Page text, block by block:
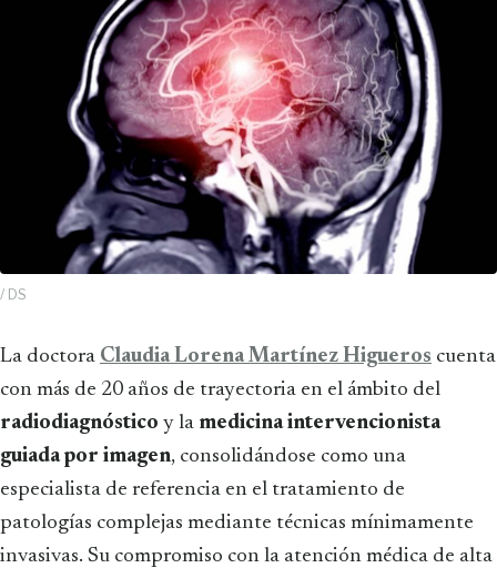
/ DS
La doctora Claudia Lorena Martínez Higueros cuenta
con más de 20 años de trayectoria en el ámbito del
radiodiagnóstico y la medicina intervencionista
guiada por imagen, consolidándose como una
especialista de referencia en el tratamiento de
patologías complejas mediante técnicas mínimamente
invasivas. Su compromiso con la atención médica de alta